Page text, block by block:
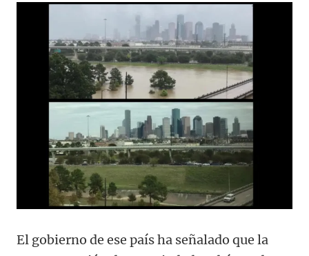
El gobierno de ese país ha señalado que la